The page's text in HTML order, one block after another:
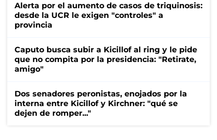
Alerta por el aumento de casos de triquinosis:
desde la UCR le exigen "controles" a
provincia
Caputo busca subir a Kicillof al ring y le pide
que no compita por la presidencia: "Retirate,
amigo"
Dos senadores peronistas, enojados por la
interna entre Kicillof y Kirchner: "qué se
dejen de romper..."